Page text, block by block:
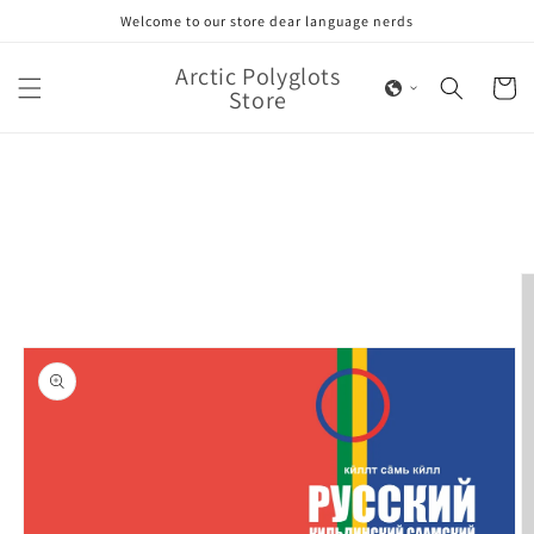
Welcome to our store dear language nerds
Arctic Polyglots
Store Cart